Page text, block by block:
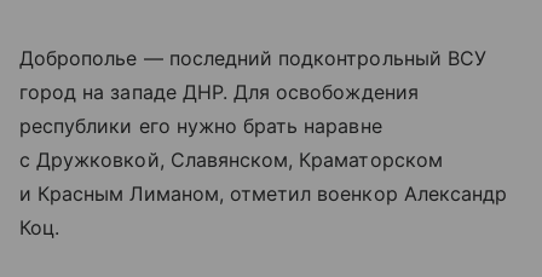
Доброполье — последний подконтрольный ВСУ
город на западе ДНР. Для освобождения
республики его нужно брать наравне
с Дружковкой, Славянском, Краматорском
и Красным Лиманом, отметил военкор Александр
Коц.